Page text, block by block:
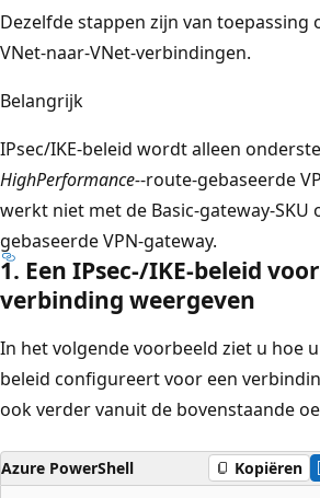
Dezelfde stappen zijn van toepassing
VNet-naar-VNet-verbindingen.
Belangrijk
IPsec/IKE-beleid wordt alleen
HighPerformance--route-gebaseerde
werkt niet met de Basic-gateway-SKU
gebaseerde VPN-gateway.
1. Een IPsec-/IKE-beleid
verbinding weergeven
In het volgende voorbeeld ziet u hoe
beleid configureert voor een
ook verder vanuit de bovenstaande
Azure PowerShell Kopiëren